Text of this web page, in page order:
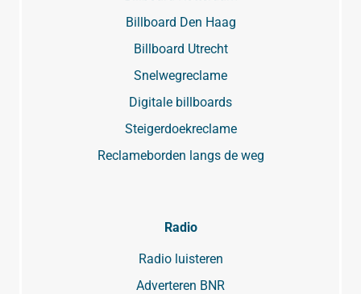
Billboard Den Haag
Billboard Utrecht
Snelwegreclame
Digitale billboards
Steigerdoekreclame
Reclameborden langs de weg
Radio
Radio luisteren
Adverteren BNR